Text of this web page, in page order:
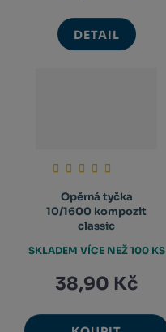
DETAIL
Opěrná tyčka
10/1600 kompozit
classic
38,90 Kč
SKLADEM VÍCE NEŽ 100 KS